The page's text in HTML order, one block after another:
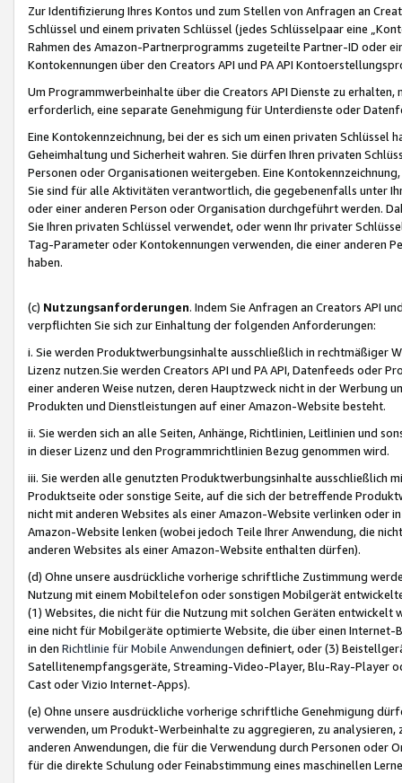
Zur Identifizierung Ihres Kontos und zum Stellen von Anfragen an
Schlüssel und einem privaten Schlüssel (jedes Schlüsselpaar eine
Rahmen des Amazon-Partnerprogramms zugeteilte Partner-ID oder
Kontokennungen über den Creators API und PA API
Um Programmwerbeinhalte über die Creators API Dienste zu
erforderlich, eine separate Genehmigung für Unterdienste oder
Eine Kontokennzeichnung, bei der es sich um einen privaten
Geheimhaltung und Sicherheit wahren. Sie dürfen Ihren privaten
Personen oder Organisationen weitergeben. Eine
Sie sind für alle Aktivitäten verantwortlich, die gegebenenfalls unter
oder einer anderen Person oder Organisation durchgeführt werden.
Sie Ihren privaten Schlüssel verwendet, oder wenn Ihr privater
Tag-Parameter oder Kontokennungen verwenden, die einer anderen
haben.
(c) Nutzungsanforderungen. Indem Sie Anfragen an Creators API
verpflichten Sie sich zur Einhaltung der folgenden Anforderungen:
i. Sie werden Produktwerbungsinhalte ausschließlich in rechtmäßiger
Lizenz nutzen.Sie werden Creators API und PA API, Datenfeeds oder
einer anderen Weise nutzen, deren Hauptzweck nicht in der Werbung
Produkten und Dienstleistungen auf einer Amazon-Website besteht.
ii. Sie werden sich an alle Seiten, Anhänge, Richtlinien, Leitlinien und
in dieser Lizenz und den Programmrichtlinien Bezug genommen wird.
iii. Sie werden alle genutzten Produktwerbungsinhalte ausschließlich
Produktseite oder sonstige Seite, auf die sich der betreffende
nicht mit anderen Websites als einer Amazon-Website verlinken oder
Amazon-Website lenken (wobei jedoch Teile Ihrer Anwendung, die
anderen Websites als einer Amazon-Website enthalten dürfen).
(d) Ohne unsere ausdrückliche vorherige schriftliche Zustimmung
Nutzung mit einem Mobiltelefon oder sonstigen Mobilgerät
(1) Websites, die nicht für die Nutzung mit solchen Geräten
eine nicht für Mobilgeräte optimierte Website, die über einen
in den Richtlinie für Mobile Anwendungen definiert, oder (3)
Satellitenempfangsgeräte, Streaming-Video-Player, Blu-Ray-Player
Cast oder Vizio Internet-Apps).
(e) Ohne unsere ausdrückliche vorherige schriftliche Genehmigung
verwenden, um Produkt-Werbeinhalte zu aggregieren, zu
anderen Anwendungen, die für die Verwendung durch Personen
für die direkte Schulung oder Feinabstimmung eines maschinellen